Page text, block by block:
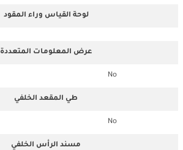
لوحة القياس وراء المقود
عرض المعلومات المتعددة
No
طي المقعد الخلفي
No
مسند الرأس الخلفي